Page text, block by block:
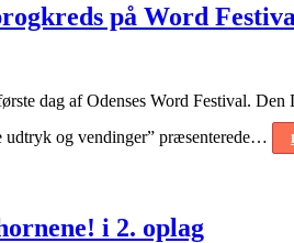
på Word
dag af Odenses Word Festival.
og vendinger” præsenterede…
i 2. oplag